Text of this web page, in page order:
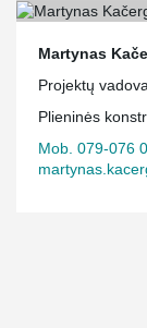
Martynas
Projektų
Plieninės
Mob. 079-076